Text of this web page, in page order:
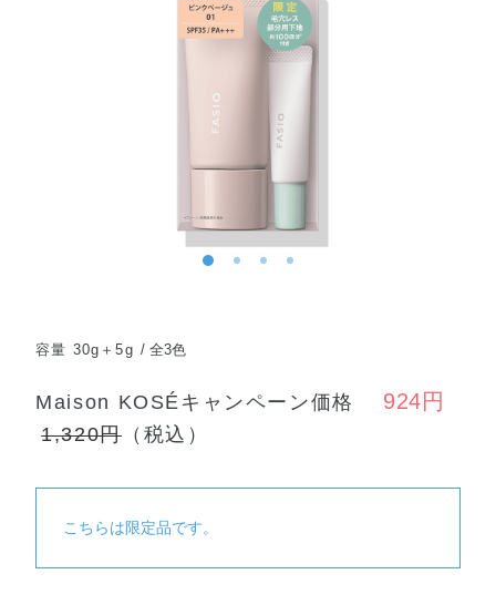
容量 30g＋5g 全3色
Maison KOSÉキャンペーン価格 924円
1,320円（税込）
こちらは限定品です。